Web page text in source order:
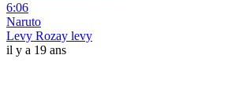
6:06
Naruto
Levy Rozay levy
il y a 19 ans